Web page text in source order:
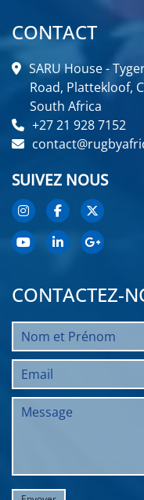
CONTACT
SARU House -
Road, Plattekloof,
South Africa
+27 21 928 7152
SUIVEZ NOUS
CONTACTEZ-